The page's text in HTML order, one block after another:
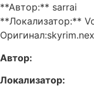
**Автор:** sarrai
**Локализатор:**
Автор:
Локализатор: